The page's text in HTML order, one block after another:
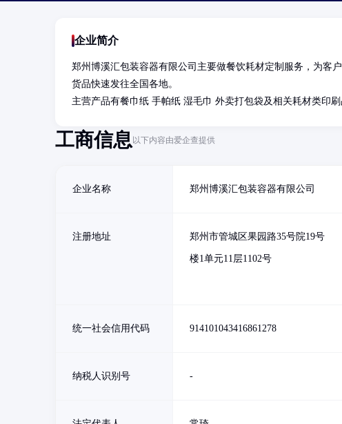
企业简介
郑州博溪汇包装容器有限公司主要做餐饮耗材定制服务，为客
货品快速发往全国各地。
主营产品有餐巾纸 手帕纸 湿毛巾 外卖打包袋及相关耗材类印刷
工商信息以下内容由爱企查提供
企业名称 郑州博溪汇包装容器有限公司
注册地址 郑州市管城区果园路35号院19号
楼1单元11层1102号
统一社会信用代码 914101043416861278
纳税人识别号 -